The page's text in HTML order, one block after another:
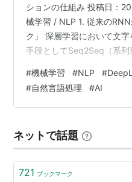
ションの仕組み 投稿日：
械学習 / NLP 1. 従来の
ク」 深層学習において文
手段としてSeq2Seq（系列
だ情報を最終的に「一つの
詰め込み、それをデコーダ
この方法には致命的な弱点
コーダに届く頃には失われ
期依存性の…
#機械学習 #NLP #
#自然言語処理 #AI
ネットで話題
721 ブックマーク